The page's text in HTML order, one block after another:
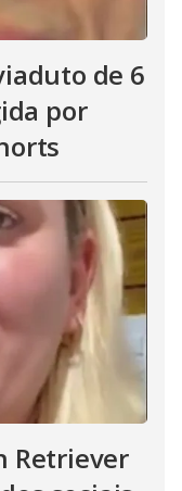
de 6
por
Retriever